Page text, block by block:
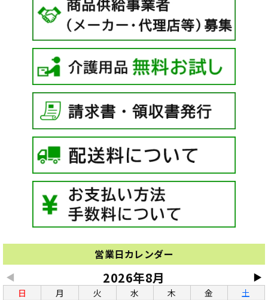
営業日カレンダー
◀ ▶
2026年8月
日 月 火 水 木 金
土